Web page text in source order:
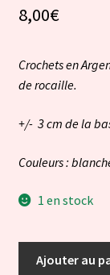
8,00€
Crochets en
de rocaille.
+/- 3 cm de la
Couleurs :
1 en stock
Ajouter au